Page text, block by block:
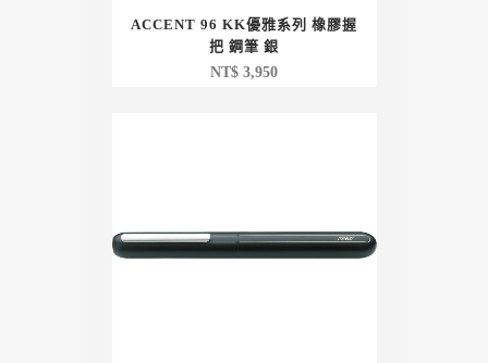
ACCENT 96 KK優雅系列 橡膠握
把 鋼筆 銀
NT$ 3,950